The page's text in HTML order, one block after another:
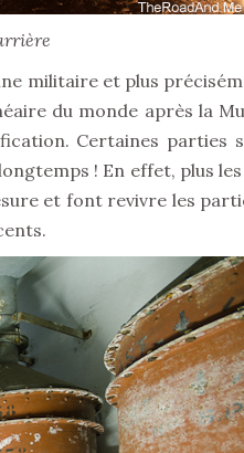
militaire et plus
du monde après la
Certaines parties
! En effet, plus
et font revivre les